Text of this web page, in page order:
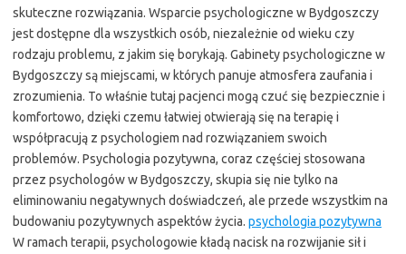
skuteczne rozwiązania. Wsparcie psychologiczne w Bydgoszczy
jest dostępne dla wszystkich osób, niezależnie od wieku czy
rodzaju problemu, z jakim się borykają. Gabinety psychologiczne w
Bydgoszczy są miejscami, w których panuje atmosfera zaufania i
zrozumienia. To właśnie tutaj pacjenci mogą czuć się bezpiecznie i
komfortowo, dzięki czemu łatwiej otwierają się na terapię i
współpracują z psychologiem nad rozwiązaniem swoich
problemów. Psychologia pozytywna, coraz częściej stosowana
przez psychologów w Bydgoszczy, skupia się nie tylko na
eliminowaniu negatywnych doświadczeń, ale przede wszystkim na
budowaniu pozytywnych aspektów życia. psychologia pozytywna
W ramach terapii, psychologowie kładą nacisk na rozwijanie sił i